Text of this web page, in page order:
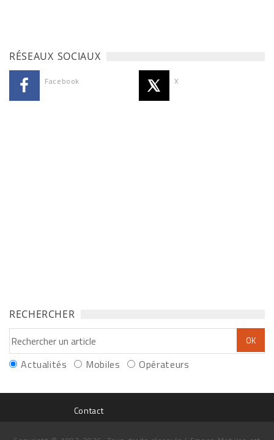
RÉSEAUX SOCIAUX
Facebook X
RECHERCHER
Actualités Mobiles Opérateurs
Contact